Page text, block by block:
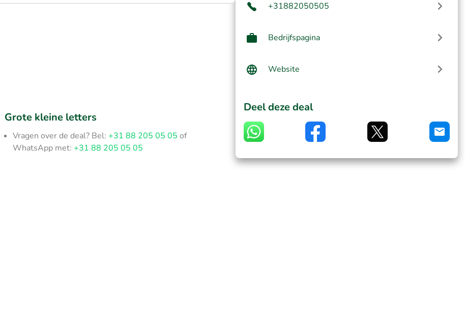
Grote kleine letters
Vragen over de deal? Bel:+31 88 205 05 05 of
WhatsApp met:+31 88 205 05 05
+31882050505
Bedrijfspagina
Website
Deel deze deal